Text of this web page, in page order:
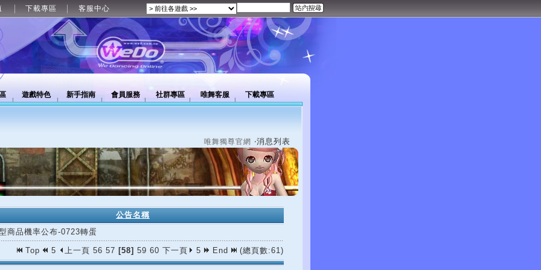
下載專區 客服中心
遊戲特色 新手指南 會員服務 社群專區 唯舞客服 下載專區
唯舞獨尊官網 ‧消息列表
公告名稱
商品機率公布-0723轉蛋
Top 5 上一頁 56 57 [58] 59 60 下一頁 5 End (總頁數:61)